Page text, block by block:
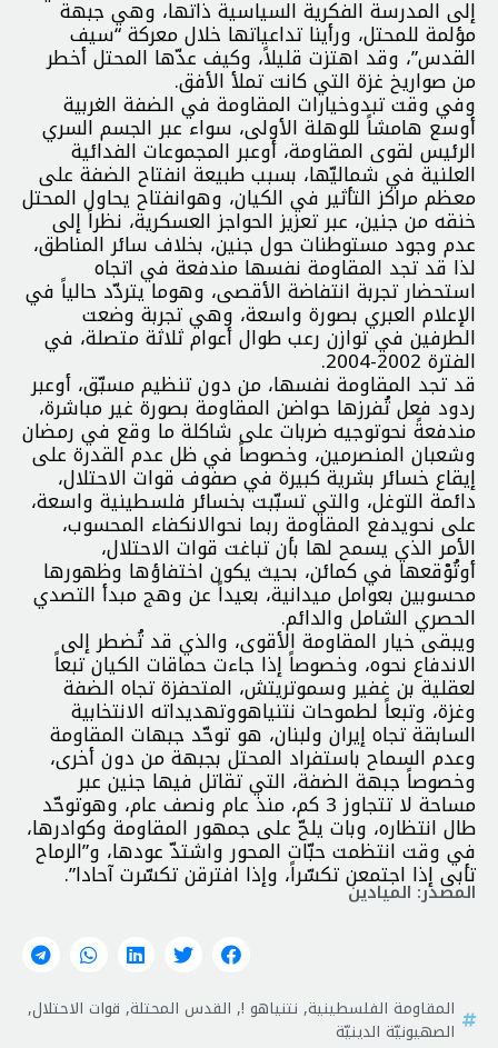
إلى المدرسة الفكرية السياسية ذاتها، وهي جبهة
مؤلمة للمحتل، ورأينا تداعياتها خلال معركة “سيف
القدس”، وقد اهتزت قليلاً، وكيف عدّها المحتل أخطر
من صواريخ غزة التي كانت تملأ الأفق.
وفي وقت تبدوخيارات المقاومة في الضفة الغربية
أوسع هامشاً للوهلة الأولى، سواء عبر الجسم السري
الرئيس لقوى المقاومة، أوعبر المجموعات الفدائية
العلنية في شماليّها، بسبب طبيعة انفتاح الضفة على
معظم مراكز التأثير في الكيان، وهوانفتاح يحاول المحتل
خنقه من جنين، عبر تعزيز الحواجز العسكرية، نظراً إلى
عدم وجود مستوطنات حول جنين، بخلاف سائر المناطق،
لذا قد تجد المقاومة نفسها مندفعة في اتجاه
استحضار تجربة انتفاضة الأقصى، وهوما يتردّد حالياً في
الإعلام العبري بصورة واسعة، وهي تجربة وضعت
الطرفين في توازن رعب طوال أعوام ثلاثة متصلة، في
الفترة 2002-2004.
قد تجد المقاومة نفسها، من دون تنظيم مسبّق، أوعبر
ردود فعل تُفرزها حواضن المقاومة بصورة غير مباشرة،
مندفعةً نحوتوجيه ضربات على شاكلة ما وقع في رمضان
وشعبان المنصرمين، وخصوصاً في ظل عدم القدرة على
إيقاع خسائر بشرية كبيرة في صفوف قوات الاحتلال،
دائمة التوغل، والتي تسبّبت بخسائر فلسطينية واسعة،
على نحويدفع المقاومة ربما نحوالانكفاء المحسوب،
الأمر الذي يسمح لها بأن تباغت قوات الاحتلال،
أوتُوْقعها في كمائن، بحيث يكون اختفاؤها وظهورها
محسوبين بعوامل ميدانية، بعيداً عن وهج مبدأ التصدي
الحصري الشامل والدائم.
ويبقى خيار المقاومة الأقوى، والذي قد تُضطر إلى
الاندفاع نحوه، وخصوصاً إذا جاءت حماقات الكيان تبعاً
لعقلية بن غفير وسموتريتش، المتحفزة تجاه الضفة
وغزة، وتبعاً لطموحات نتنياهووتهديداته الانتخابية
السابقة تجاه إيران ولبنان، هو توحّد جبهات المقاومة
وعدم السماح باستفراد المحتل بجبهة من دون أخرى،
وخصوصاً جبهة الضفة، التي تقاتل فيها جنين عبر
مساحة لا تتجاوز 3 كم، منذ عام ونصف عام، وهوتوحّد
طال انتظاره، وبات يلحّ على جمهور المقاومة وكوادرها،
في وقت انتظمت حبّات المحور واشتدّ عودها، و”الرماح
تأبى إذا اجتمعن تكسّراً، وإذا افترقن تكسّرت آحادا”.
المصدر: الميادين
المقاومة الفلسطينية, نتنياهو !, القدس المحتلة, قوات الاحتلال,
الصهيونيّة الدينيّة